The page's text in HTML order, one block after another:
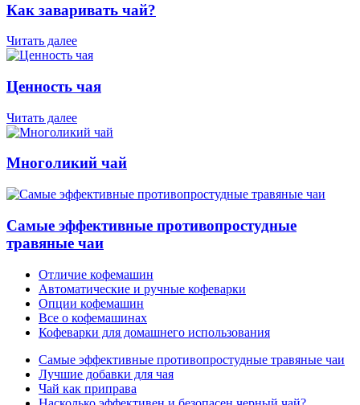
Как заваривать чай?
Читать далее
Ценность чая
Читать далее
Многоликий чай
Самые эффективные противопростудные
травяные чаи
Отличие кофемашин
Автоматические и ручные кофеварки
Опции кофемашин
Все о кофемашинах
Кофеварки для домашнего использования
Самые эффективные противопростудные травяные чаи
Лучшие добавки для чая
Чай как приправа